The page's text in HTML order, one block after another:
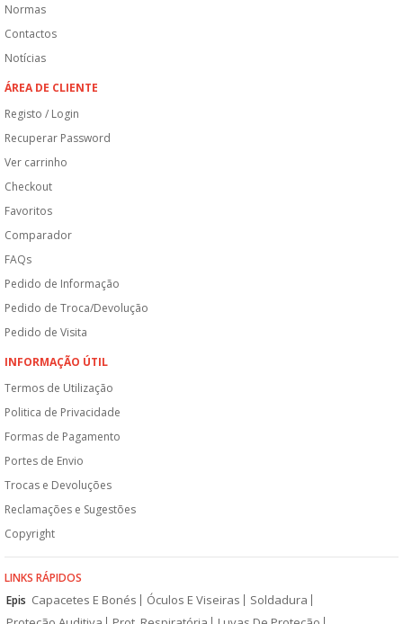
Normas
Contactos
Notícias
ÁREA DE CLIENTE
Registo / Login
Recuperar Password
Ver carrinho
Checkout
Favoritos
Comparador
FAQs
Pedido de Informação
Pedido de Troca/Devolução
Pedido de Visita
INFORMAÇÃO ÚTIL
Termos de Utilização
Politica de Privacidade
Formas de Pagamento
Portes de Envio
Trocas e Devoluções
Reclamações e Sugestões
Copyright
LINKS RÁPIDOS
Epis Capacetes E Bonés Óculos E Viseiras
Soldadura